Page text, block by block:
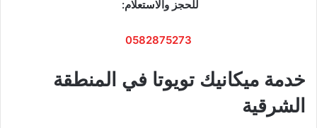
للحجز والاستعلام:
0582875273
خدمة ميكانيك تويوتا في المنطقة
الشرقية